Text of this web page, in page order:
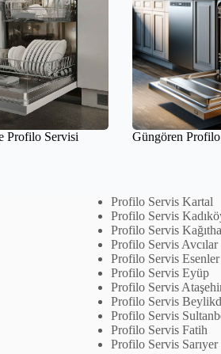
Profilo Servisi Güngören
Profilo Servis Kartal
Profilo Servis
Profilo Servis
Profilo Servis Avcılar
Profilo Servis Esenler
Profilo Servis Eyüp
Profilo Servis
Profilo Servis
Profilo Servis
Profilo Servis Fatih
Profilo Servis Sarıyer